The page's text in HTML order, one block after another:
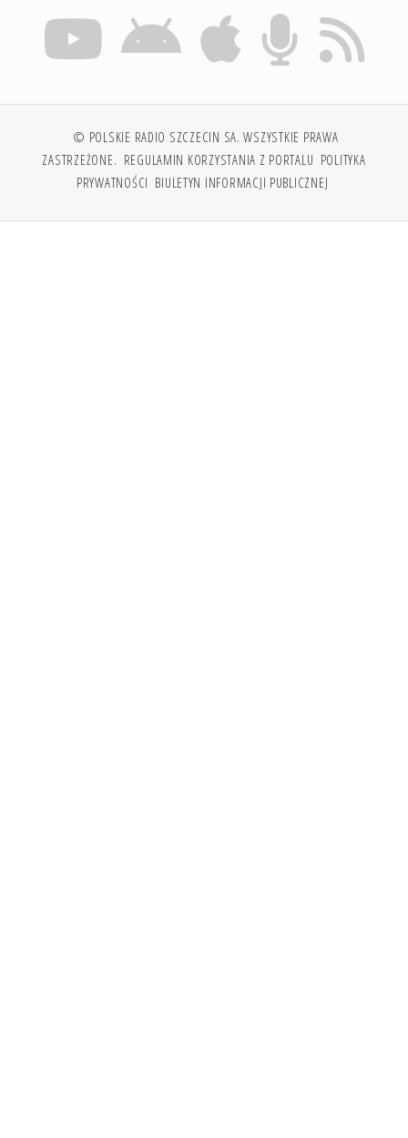
© POLSKIE RADIO SZCZECIN SA. WSZYSTKIE PRAWA
ZASTRZEŻONE. REGULAMIN KORZYSTANIA Z PORTALU POLITYKA
PRYWATNOŚCI BIULETYN INFORMACJI PUBLICZNEJ